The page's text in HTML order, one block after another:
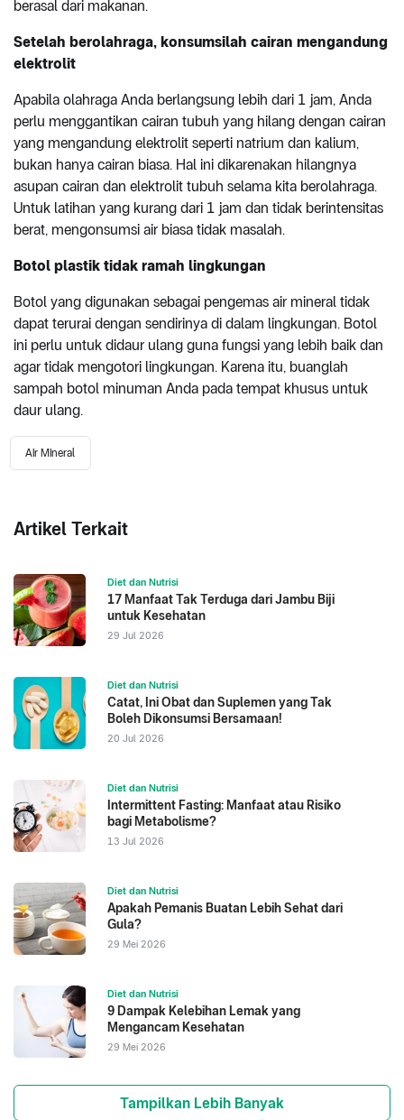
berasal dari makanan.
Setelah berolahraga, konsumsilah cairan mengandung
elektrolit
Apabila olahraga Anda berlangsung lebih dari 1 jam, Anda
perlu menggantikan cairan tubuh yang hilang dengan cairan
yang mengandung elektrolit seperti natrium dan kalium,
bukan hanya cairan biasa. Hal ini dikarenakan hilangnya
asupan cairan dan elektrolit tubuh selama kita berolahraga.
Untuk latihan yang kurang dari 1 jam dan tidak berintensitas
berat, mengonsumsi air biasa tidak masalah.
Botol plastik tidak ramah lingkungan
Botol yang digunakan sebagai pengemas air mineral tidak
dapat terurai dengan sendirinya di dalam lingkungan. Botol
ini perlu untuk didaur ulang guna fungsi yang lebih baik dan
agar tidak mengotori lingkungan. Karena itu, buanglah
sampah botol minuman Anda pada tempat khusus untuk
daur ulang.
Air Mineral
Artikel Terkait
Diet dan Nutrisi
17 Manfaat Tak Terduga dari Jambu Biji
untuk Kesehatan
29 Jul 2026
Diet dan Nutrisi
Catat, Ini Obat dan Suplemen yang Tak
Boleh Dikonsumsi Bersamaan!
20 Jul 2026
Diet dan Nutrisi
Intermittent Fasting: Manfaat atau Risiko
bagi Metabolisme?
13 Jul 2026
Diet dan Nutrisi
Apakah Pemanis Buatan Lebih Sehat dari
Gula?
29 Mei 2026
Diet dan Nutrisi
9 Dampak Kelebihan Lemak yang
Mengancam Kesehatan
29 Mei 2026
Tampilkan Lebih Banyak